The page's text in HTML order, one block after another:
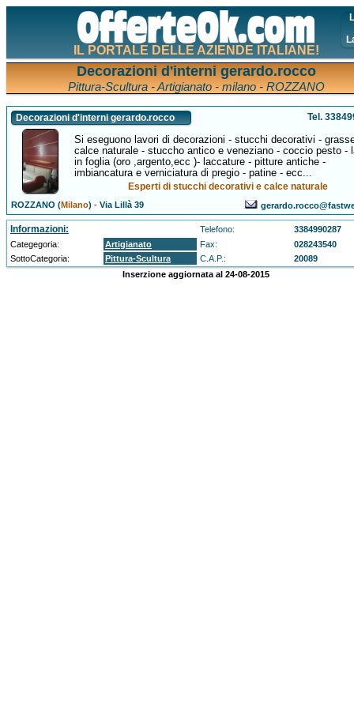
IL PORTALE DELLE AZIENDE ITALIANE!
Decorazioni d'interni gerardo.rocco
Pittura-Scultura - Artigianato - milano - ROZZANO
Decorazioni d'interni gerardo.rocco Tel.
Si eseguono lavori di decorazioni - stucchi decorativi -
calce naturale - stuccho antico e veneziano - coccio pesto -
in foglia (oro ,argento,ecc )- laccature - pitture antiche -
imbiancatura e verniciatura di pregio - patine - ecc...
Esperti di stucchi decorativi e calce naturale
ROZZANO (Milano) -Via Lillà 39
Informazioni: Telefono:
3384990287
Categegoria:
Artigianato Fax:
028243540
SottoCategoria:
Pittura-Scultura C.A.P.:
20089
Inserzione aggiornata al 24-08-2015